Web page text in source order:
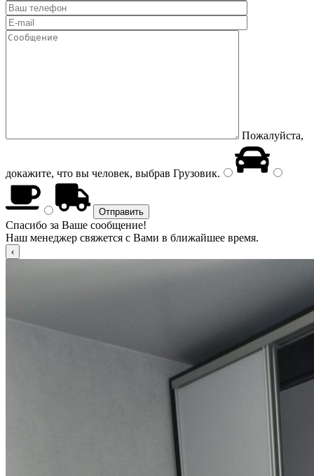
Пожалуйста,
докажите, что вы человек, выбрав Грузовик.
Спасибо за Ваше сообщение!
Наш менеджер свяжется с Вами в ближайшее время.